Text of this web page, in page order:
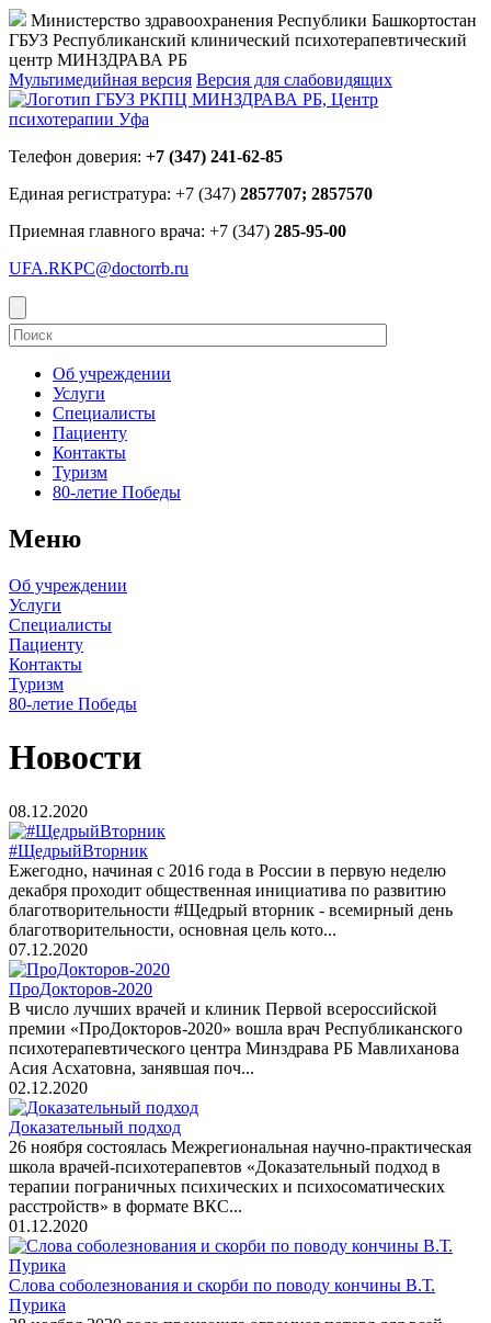
Министерство здравоохранения Республики Башкортостан
ГБУЗ Республиканский клинический психотерапевтический
центр МИНЗДРАВА РБ
Мультимедийная версия Версия для слабовидящих
Телефон доверия: +7 (347) 241-62-85
Единая регистратура: +7 (347) 2857707; 2857570
Приемная главного врача: +7 (347) 285-95-00
UFA.RKPC@doctorrb.ru
Об учреждении
Услуги
Специалисты
Пациенту
Контакты
Туризм
80-летие Победы
Меню
Об учреждении
Услуги
Специалисты
Пациенту
Контакты
Туризм
80-летие Победы
Новости
08.12.2020
#ЩедрыйВторник
Ежегодно, начиная с 2016 года в России в первую неделю
декабря проходит общественная инициатива по развитию
благотворительности #Щедрый вторник - всемирный день
благотворительности, основная цель кото...
07.12.2020
ПроДокторов-2020
В число лучших врачей и клиник Первой всероссийской
премии «ПроДокторов-2020» вошла врач Республиканского
психотерапевтического центра Минздрава РБ Мавлиханова
Асия Асхатовна, занявшая поч...
02.12.2020
Доказательный подход
26 ноября состоялась Межрегиональная научно-практическая
школа врачей-психотерапевтов «Доказательный подход в
терапии пограничных психических и психосоматических
расстройств» в формате ВКС...
01.12.2020
Слова соболезнования и скорби по поводу кончины В.Т.
Пурика